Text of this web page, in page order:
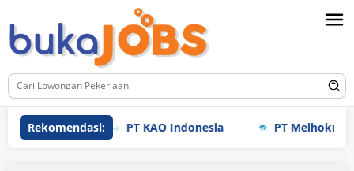
ke
konten
Rekomendasi:PT KAO Indonesia PT Meihoku